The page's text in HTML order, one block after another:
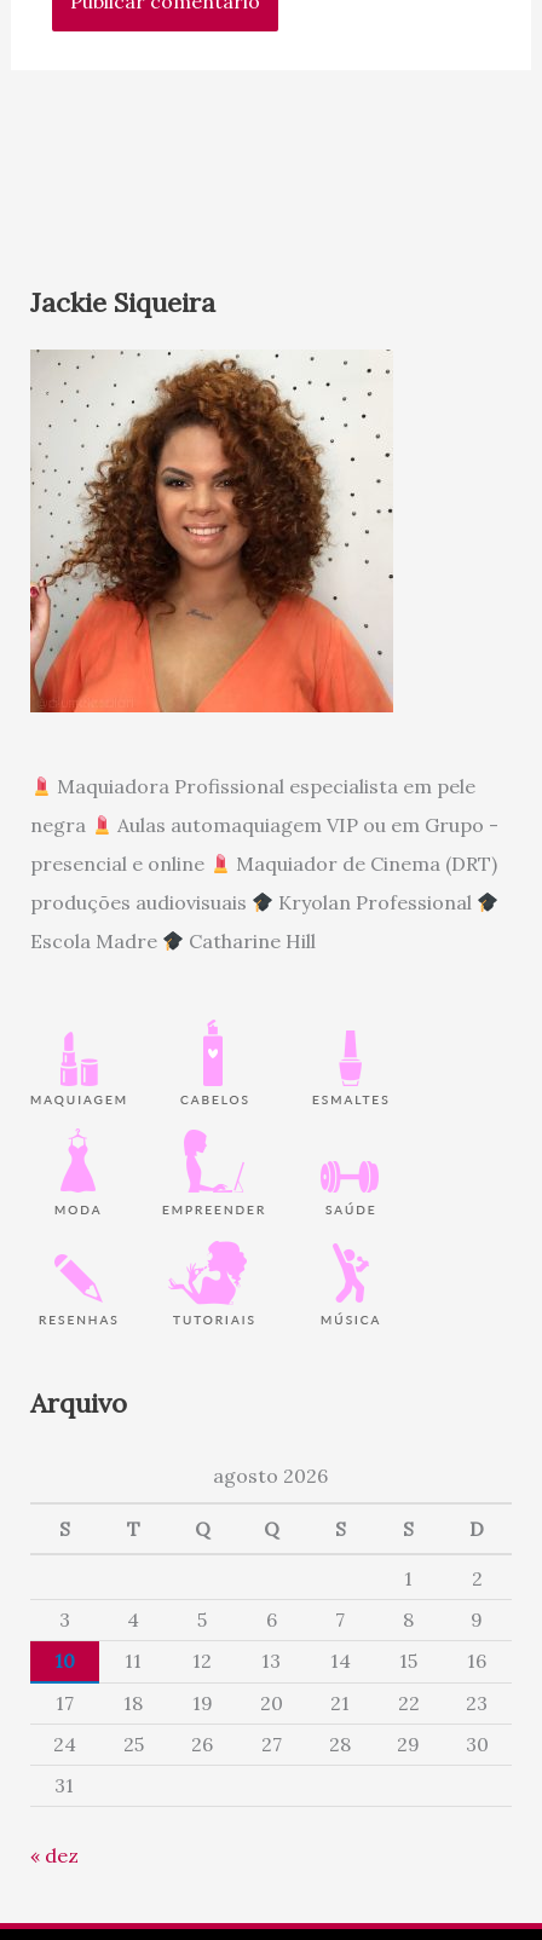
Jackie Siqueira
Maquiadora Profissional especialista em pele
negra
Aulas automaquiagem VIP ou em Grupo -
presencial e online
Maquiador de Cinema (DRT)
produções audiovisuais
Kryolan Professional
Escola Madre
Catharine Hill
Arquivo
agosto 2026
S T Q Q S S D
1
2
3
4 5 6 7 8
9
10
11 12 13 14 15
16
17
18 19 20 21 22
23
24
25 26 27 28 29
30
31
« dez